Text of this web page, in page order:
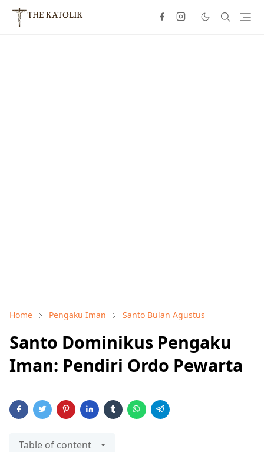
Home Pengaku Iman Santo Bulan Agustus
Santo Dominikus Pengaku
Iman: Pendiri Ordo Pewarta
Table of content